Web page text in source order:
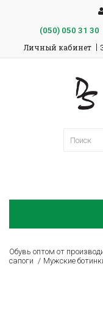
(050)050 31 30
Личный кабинет
Обувь оптом от
сапоги
Мужские